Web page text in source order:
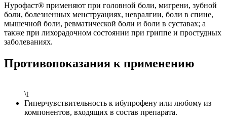
Нурофаст® применяют при головной боли, мигрени, зубной
боли, болезненных менструациях, невралгии, боли в спине,
мышечной боли, ревматической боли и боли в суставах; а
также при лихорадочном состоянии при гриппе и простудных
заболеваниях.
Противопоказания к применению
\t
Гиперчувствительность к ибупрофену или любому из
компонентов, входящих в состав препарата.